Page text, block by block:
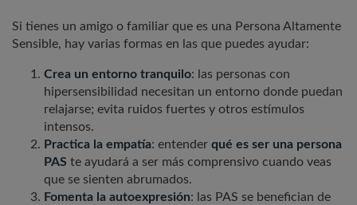
Si tienes un amigo o familiar que es una Persona Altamente
Sensible, hay varias formas en las que puedes ayudar:
Crea un entorno tranquilo: las personas con
hipersensibilidad necesitan un entorno donde puedan
relajarse; evita ruidos fuertes y otros estímulos
intensos.
Practica la empatía: entender qué es ser una persona
PAS te ayudará a ser más comprensivo cuando veas
que se sienten abrumados.
Fomenta la autoexpresión: las PAS se benefician de